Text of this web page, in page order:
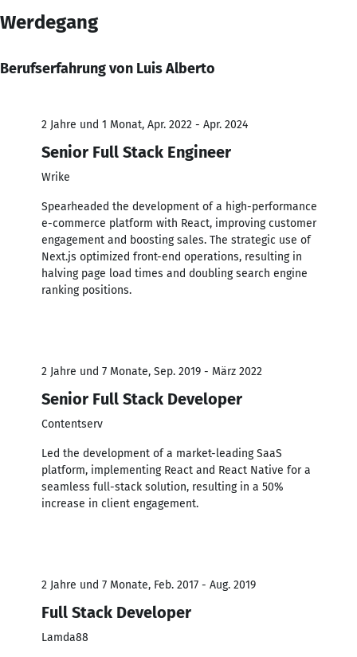
Werdegang
Berufserfahrung von Luis Alberto
2 Jahre und 1 Monat, Apr. 2022 - Apr. 2024
Senior Full Stack Engineer
Wrike
Spearheaded the development of a high-performance
e-commerce platform with React, improving customer
engagement and boosting sales. The strategic use of
Next.js optimized front-end operations, resulting in
halving page load times and doubling search engine
ranking positions.
2 Jahre und 7 Monate, Sep. 2019 - März 2022
Senior Full Stack Developer
Contentserv
Led the development of a market-leading SaaS
platform, implementing React and React Native for a
seamless full-stack solution, resulting in a 50%
increase in client engagement.
2 Jahre und 7 Monate, Feb. 2017 - Aug. 2019
Full Stack Developer
Lamda88